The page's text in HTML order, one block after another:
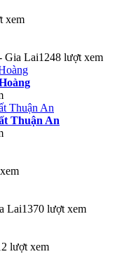
xem
Gia Lai1248 lượt xem
Thuận An
Lai1370 lượt xem
lượt xem